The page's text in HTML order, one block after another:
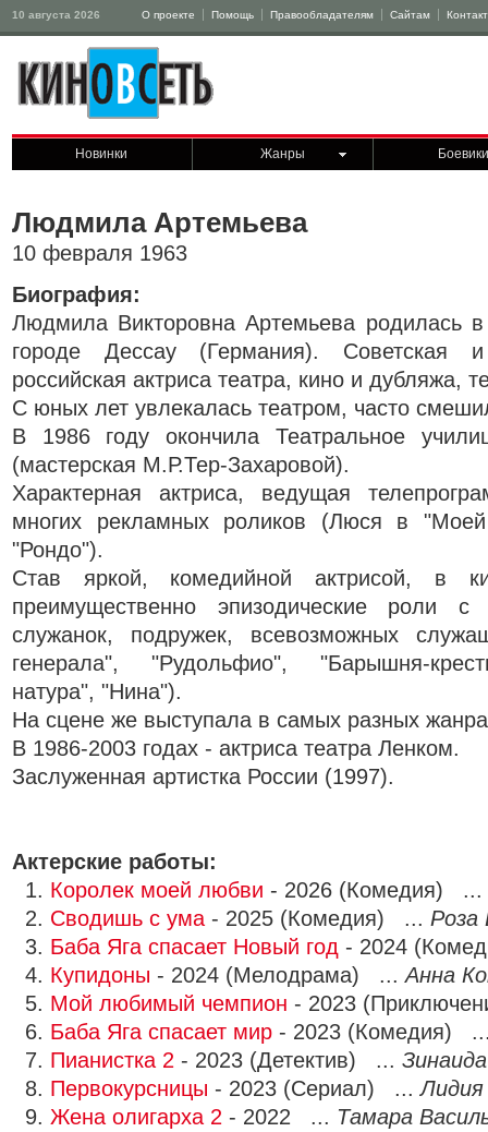
10 августа 2026 О проекте Помощь Правообладателям Сайтам
Новинки Жанры Боевики
Людмила Артемьева
10 февраля 1963
Биография:
Людмила Викторовна Артемьева родилась в
городе Дессау (Германия). Советская и
российская актриса театра, кино и дубляжа,
С юных лет увлекалась театром, часто
В 1986 году окончила Театральное
(мастерская М.Р.Тер-Захаровой).
Характерная актриса, ведущая
многих рекламных роликов (Люся в
"Рондо").
Став яркой, комедийной актрисой, в
преимущественно эпизодические роли с
служанок, подружек, всевозможных
генерала", "Рудольфио", "Барышня-
натура", "Нина").
На сцене же выступала в самых разных
В 1986-2003 годах - актриса театра Ленком.
Заслуженная артистка России (1997).
Актерские работы:
1. Королек моей любви - 2026 (Комедия) ...
2. Сводишь с ума - 2025 (Комедия) ... Роза
3. Баба Яга спасает Новый год - 2024
4. Купидоны - 2024 (Мелодрама) ...Анна
5. Мой любимый чемпион - 2023
6. Баба Яга спасает мир - 2023 (Комедия)
7. Пианистка 2 - 2023 (Детектив) ...
8. Первокурсницы - 2023 (Сериал) ...
9. Жена олигарха 2 - 2022 ... Тамара